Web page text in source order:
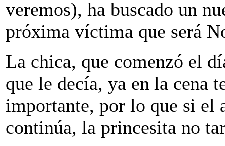
veremos), ha buscado un
próxima víctima que será
La chica, que comenzó el
que le decía, ya en la cena
importante, por lo que si el
continúa, la princesita no